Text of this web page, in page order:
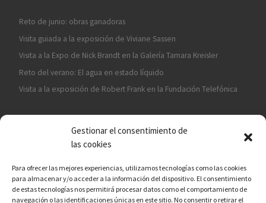
Gestionar el consentimiento de
las cookies
Para ofrecer las mejores experiencias, utilizamos tecnologías como las cookies
para almacenar y/o acceder a la información del dispositivo. El consentimiento
de estas tecnologías nos permitirá procesar datos como el comportamiento de
navegación o las identificaciones únicas en este sitio. No consentir o retirar el
Reto de junio: obras ganadoras
Visita guiada a la exposición de Viviane Sassen
Visita a la Expo de Nick Brandt en la Galería Tamara Kreisler
Reto del verano: El agua en estado líquido
Visita a la exposición de Robert Frank en la Fundación Telefónica
¡ASÓCIATE A CÁMARA EN MANO!